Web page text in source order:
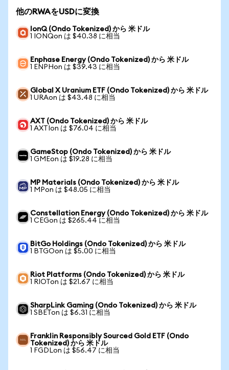
他のRWAをUSDに変換
IonQ (Ondo Tokenized) から 米ドル
1 IONQon は $40.38 に相当
Enphase Energy (Ondo Tokenized) から 米ドル
1 ENPHon は $39.43 に相当
Global X Uranium ETF (Ondo Tokenized) から 米ドル
1 URAon は $43.48 に相当
AXT (Ondo Tokenized) から 米ドル
1 AXTIon は $76.04 に相当
GameStop (Ondo Tokenized) から 米ドル
1 GMEon は $19.28 に相当
MP Materials (Ondo Tokenized) から 米ドル
1 MPon は $48.05 に相当
Constellation Energy (Ondo Tokenized) から 米ドル
1 CEGon は $265.44 に相当
BitGo Holdings (Ondo Tokenized) から 米ドル
1 BTGOon は $5.00 に相当
Riot Platforms (Ondo Tokenized) から 米ドル
1 RIOTon は $21.67 に相当
SharpLink Gaming (Ondo Tokenized) から 米ドル
1 SBETon は $6.31 に相当
Franklin Responsibly Sourced Gold ETF (Ondo
Tokenized) から 米ドル
1 FGDLon は $56.47 に相当